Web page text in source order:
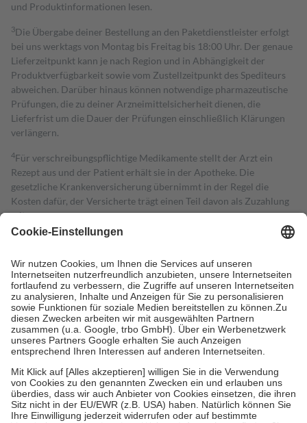
und Produktinformationen lesen.
3Die Übergabe deiner Bestellung an den Paketdienstleister erfolgt
bei uns werktags von Montag bis Freitag bis 18:00 Uhr. Der genaue
Lieferzeitpunkt kann je nach Region und in Abhängigkeit der
Produktverfügbarkeit sowie vom Zustellzeitpunkt des Spediteurs
abweichen. Darüber hinaus können notwendige pharmazeutische
Prüfungen, die zu deiner Arzneimittelsicherheit dienen, die
Lieferfrist um die Dauer der Prüfungen einschließlich Klärungen
verlängern.
4Für verschreibungspflichtige Medikamente stellt der Arzt ein
Rezept aus und der Patient erhält sie in der Apotheke. Die
gesetzliche Krankenversicherung übernimmt in der Regel die
Kosten dafür, der Versicherte trägt einen Teil davon als Zuzahlung
mit.
Grundsätzlich leisten Mitglieder Zuzahlungen in Höhe von zehn
höchstens zehn Euro.
Es sind jedoch nie mehr als die tatsächlichen
Kosten der Leistung zu entrichten.
Diese Regeln gelten grundsätzlich auch für Online-Apotheken.
Bei Heilmitteln und häuslicher Krankenpflege beträgt die
Zuzahlung zehn Prozent der Kosten sowie zehn Euro je
Verordnung.
Um das Engagement der Versicherten für ihre eigene Gesundheit zu
stärken und die besondere Stellung der Familie zu unterstützen,
fallenkeine Zuzahlungenan bei:
• Kindern und Jugendlichen bis zum vollendeten 18. Lebensjahr
mit Ausnahme der Fahrkosten
• Untersuchungen zur Vorsorge und Früherkennung, die von der